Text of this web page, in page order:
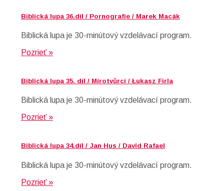
Biblická lupa 36.díl / Pornografie / Marek Macák
Biblická lupa je 30-minútový vzdelávací program.
Pozrieť »
Biblická lupa 35. díl / Mírotvůrci / Łukasz Firla
Biblická lupa je 30-minútový vzdelávací program.
Pozrieť »
Biblická lupa 34.díl / Jan Hus / David Rafael
Biblická lupa je 30-minútový vzdelávací program.
Pozrieť »